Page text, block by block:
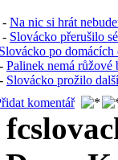
- Na nic si hrát
- Slovácko přerušilo
Slovácko po domácích
Palinek nemá růžové
Slovácko prožilo
komentář